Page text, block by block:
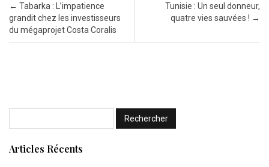
Post navigation
← Tabarka : L’impatience
grandit chez les investisseurs
du mégaprojet Costa Coralis
Tunisie : Un seul donneur,
quatre vies sauvées ! →
Articles Récents